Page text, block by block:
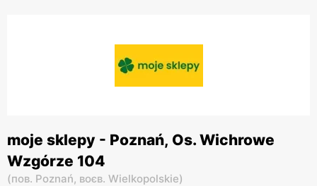
moje sklepy - Poznań, Os. Wichrowe
Wzgórze 104
(пов. Poznań, воєв. Wielkopolskie)